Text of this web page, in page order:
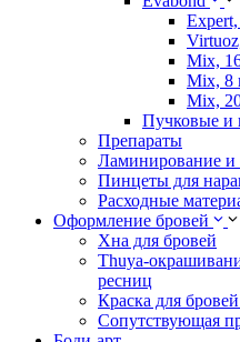
Mix,
Mix, 8
Mix,
Пучковые и
Препараты
Ламинирование и
Пинцеты для
Расходные
Оформление бровей
Хна для бровей
Thuya-
ресниц
Краска для
Сопутствующая